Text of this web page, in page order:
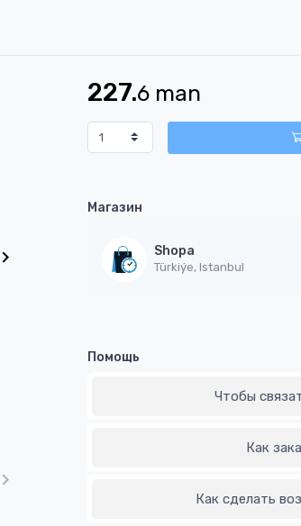
227.6 man
Магазин
Shopa
Türkiýe, Istanbul
Помощь
Чтобы
Как
Как сделать